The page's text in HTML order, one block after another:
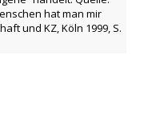
hat man mir
und KZ, Köln 1999, S.